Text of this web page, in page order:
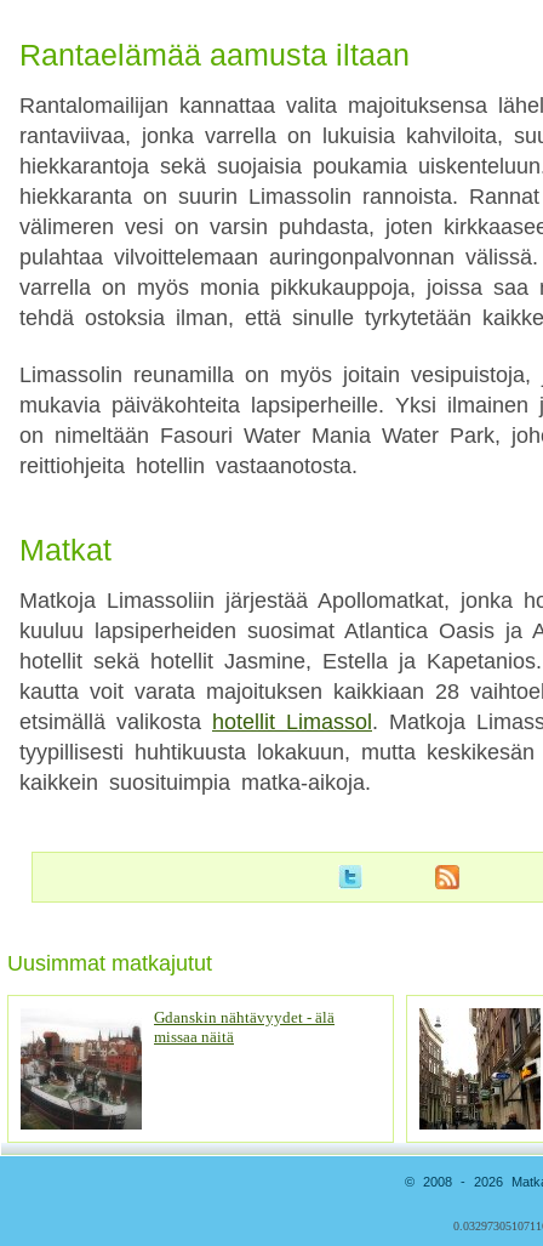
Rantaelämää aamusta iltaan
Rantalomailijan kannattaa valita majoituksensa
rantaviivaa, jonka varrella on lukuisia kahviloita,
hiekkarantoja sekä suojaisia poukamia
hiekkaranta on suurin Limassolin rannoista.
välimeren vesi on varsin puhdasta, joten
pulahtaa vilvoittelemaan auringonpalvonnan
varrella on myös monia pikkukauppoja, joissa saa
tehdä ostoksia ilman, että sinulle tyrkytetään
Limassolin reunamilla on myös joitain
mukavia päiväkohteita lapsiperheille. Yksi ilmainen
on nimeltään Fasouri Water Mania Water Park,
reittiohjeita hotellin vastaanotosta.
Matkat
Matkoja Limassoliin järjestää Apollomatkat, jonka
kuuluu lapsiperheiden suosimat Atlantica Oasis ja
hotellit sekä hotellit Jasmine, Estella ja
kautta voit varata majoituksen kaikkiaan 28
etsimällä valikosta hotellit Limassol. Matkoja
tyypillisesti huhtikuusta lokakuun, mutta
kaikkein suosituimpia matka-aikoja.
Uusimmat matkajutut
Gdanskin nähtävyydet - älä
missaa näitä
© 2008 - 2026